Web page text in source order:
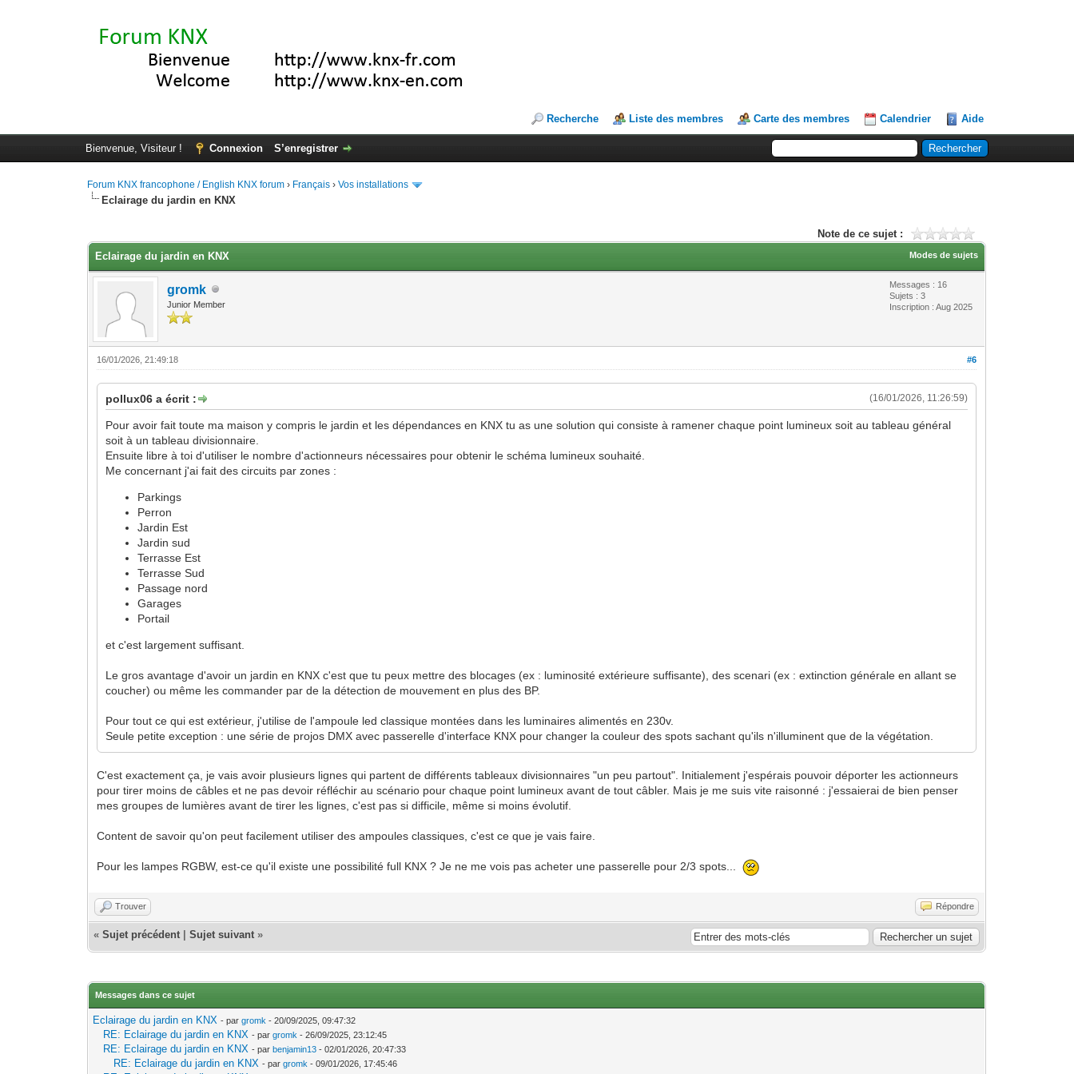
Recherche Liste des membres Carte des membres Calendrier Aide
Bienvenue, Visiteur ! Connexion S’enregistrer
Forum KNX francophone / English KNX forum › Français ›Vos installations
Eclairage du jardin en KNX
Note de ce sujet :
Modes de sujets
Eclairage du jardin en KNX
gromk
Junior Member
Messages : 16
Sujets : 3
Inscription : Aug 2025
#6
16/01/2026, 21:49:18
(16/01/2026, 11:26:59)
pollux06 a écrit :
Pour avoir fait toute ma maison y compris le jardin et les dépendances en KNX tu as une solution qui consiste à ramener chaque point lumineux soit au tableau général
soit à un tableau divisionnaire.
Ensuite libre à toi d'utiliser le nombre d'actionneurs nécessaires pour obtenir le schéma lumineux souhaité.
Me concernant j'ai fait des circuits par zones :
Parkings
Perron
Jardin Est
Jardin sud
Terrasse Est
Terrasse Sud
Passage nord
Garages
Portail
et c'est largement suffisant.
Le gros avantage d'avoir un jardin en KNX c'est que tu peux mettre des blocages (ex : luminosité extérieure suffisante), des scenari (ex : extinction générale en allant se
coucher) ou même les commander par de la détection de mouvement en plus des BP.
Pour tout ce qui est extérieur, j'utilise de l'ampoule led classique montées dans les luminaires alimentés en 230v.
Seule petite exception : une série de projos DMX avec passerelle d'interface KNX pour changer la couleur des spots sachant qu'ils n'illuminent que de la végétation.
C'est exactement ça, je vais avoir plusieurs lignes qui partent de différents tableaux divisionnaires "un peu partout". Initialement j'espérais pouvoir déporter les actionneurs
pour tirer moins de câbles et ne pas devoir réfléchir au scénario pour chaque point lumineux avant de tout câbler. Mais je me suis vite raisonné : j'essaierai de bien penser
mes groupes de lumières avant de tirer les lignes, c'est pas si difficile, même si moins évolutif.
Content de savoir qu'on peut facilement utiliser des ampoules classiques, c'est ce que je vais faire.
Pour les lampes RGBW, est-ce qu'il existe une possibilité full KNX ? Je ne me vois pas acheter une passerelle pour 2/3 spots...
Trouver Répondre
«Sujet précédent |Sujet suivant »
Messages dans ce sujet
Eclairage du jardin en KNX - pargromk - 20/09/2025, 09:47:32
RE: Eclairage du jardin en KNX - pargromk - 26/09/2025, 23:12:45
RE: Eclairage du jardin en KNX - parbenjamin13 - 02/01/2026, 20:47:33
RE: Eclairage du jardin en KNX - pargromk - 09/01/2026, 17:45:46